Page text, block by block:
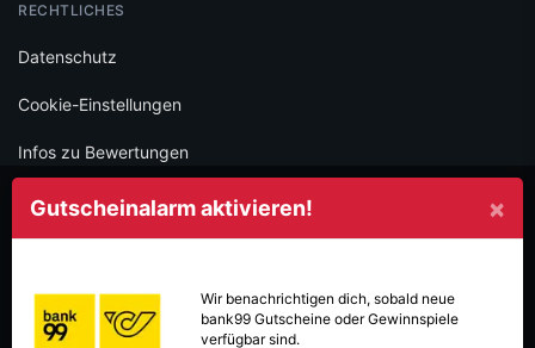
×
Gutscheinalarm aktivieren!
Wir benachrichtigen dich, sobald neue
bank99Gutscheine oder Gewinnspiele
verfügbar sind.
RECHTLICHES
Datenschutz
Cookie-Einstellungen
Infos zu Bewertungen
AGB
SOCIAL
Folge iamstudent und verpasse keine Deals mehr.